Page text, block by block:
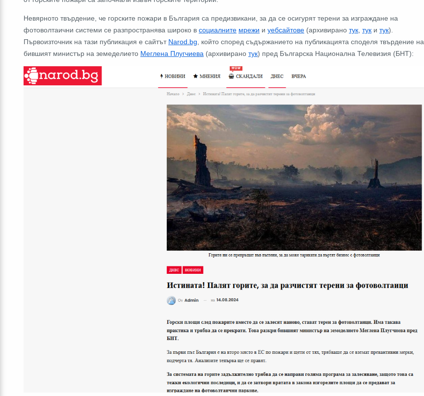
Невярното твърдение, че горските пожари в България са предизвикани, за да се осигурят терени за изграждане на
фотоволтаични системи се разпространява широко в социалните мрежи и уебсайтове (архивирано тук тук и тук).
Първоизточник на тази публикация е сайтът Narod.bg , който според съдържанието на публикацията споделя твърдение на
бившият министър на земеделието Меглена Плугчиева (архивирано тук) пред Българска Национална Телевизия (БНТ):